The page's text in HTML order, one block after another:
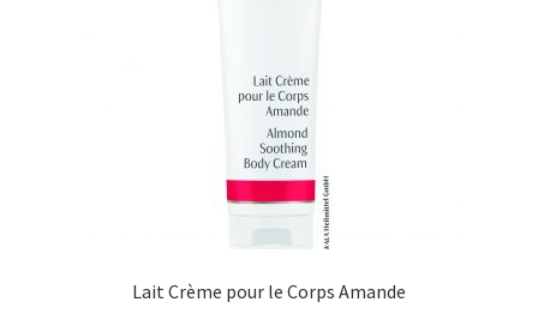
Lait Crème pour le Corps Amande